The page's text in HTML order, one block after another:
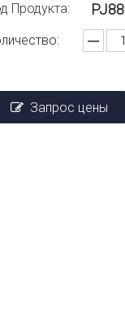
Продукта:
Запрос цены